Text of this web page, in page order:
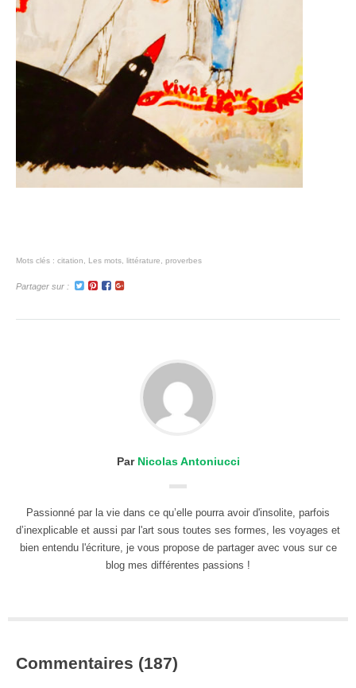
Mots clés : citation, Les mots, littérature, proverbes
Partager sur :
Par Nicolas Antoniucci
Passionné par la vie dans ce qu’elle pourra avoir d'insolite, parfois
d’inexplicable et aussi par l'art sous toutes ses formes, les voyages et
bien entendu l'écriture, je vous propose de partager avec vous sur ce
blog mes différentes passions !
Commentaires (187)